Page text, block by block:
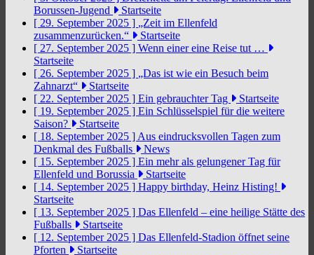
Borussen-Jugend
Startseite
[ 29. September 2025 ] „Zeit im Ellenfeld
zusammenzurücken.“
Startseite
[ 27. September 2025 ] Wenn einer eine Reise tut …
Startseite
[ 26. September 2025 ] „Das ist wie ein Besuch beim
Zahnarzt“
Startseite
[ 22. September 2025 ] Ein gebrauchter Tag
Startseite
[ 19. September 2025 ] Ein Schlüsselspiel für die weitere
Saison?
Startseite
[ 18. September 2025 ] Aus eindrucksvollen Tagen zum
Denkmal des Fußballs
News
[ 15. September 2025 ] Ein mehr als gelungener Tag für
Ellenfeld und Borussia
Startseite
[ 14. September 2025 ] Happy birthday, Heinz Histing!
Startseite
[ 13. September 2025 ] Das Ellenfeld – eine heilige Stätte des
Fußballs
Startseite
[ 12. September 2025 ] Das Ellenfeld-Stadion öffnet seine
Pforten
Startseite